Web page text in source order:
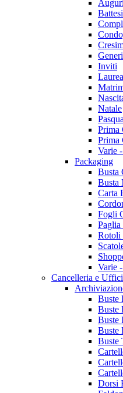
Auguri
Inviti
Laurea
Natale
Pasqua
Prima
Prima
Varie
Packaging
Busta
Busta
Carta
Fogli
Paglia
Rotoli
Varie
Cancelleria e
Buste
Buste
Buste
Buste
Buste
Dorsi